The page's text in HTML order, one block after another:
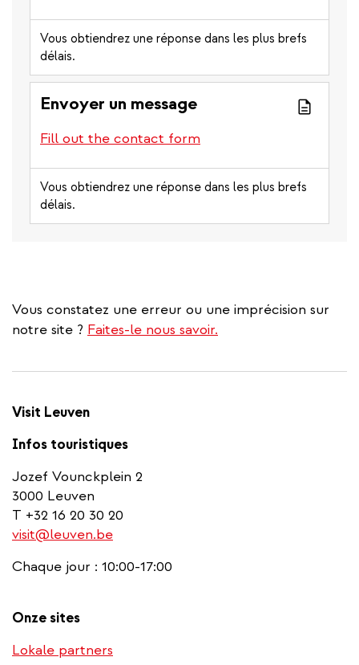
Vous obtiendrez une réponse dans les plus brefs
délais.
Envoyer un message
Fill out the contact form
Vous obtiendrez une réponse dans les plus brefs
délais.
Vous constatez une erreur ou une imprécision sur
notre site ? Faites-le nous savoir.
Visit Leuven
Infos touristiques
Jozef Vounckplein 2
3000 Leuven
T +32 16 20 30 20
visit@leuven.be
Chaque jour : 10:00-17:00
Onze sites
Lokale partners